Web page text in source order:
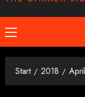
Primäres
Menü
Start 2018 April